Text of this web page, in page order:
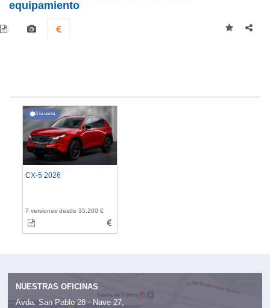
equipamiento
A la venta
CX-5 2026
7 versiones desde 35.200 €
NUESTRAS OFICINAS
Avda. San Pablo 28 - Nave 27,